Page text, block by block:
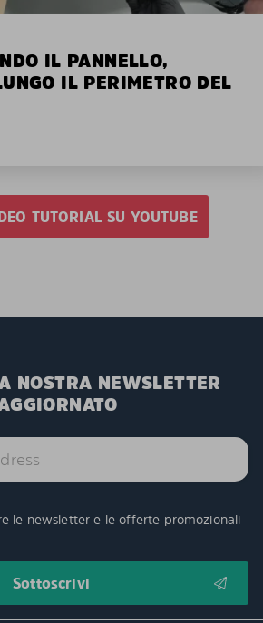
IL PANNELLO,
IL PERIMETRO DEL
TUTORIAL SU YOUTUBE
NOSTRA NEWSLETTER
le newsletter e le offerte promozionali